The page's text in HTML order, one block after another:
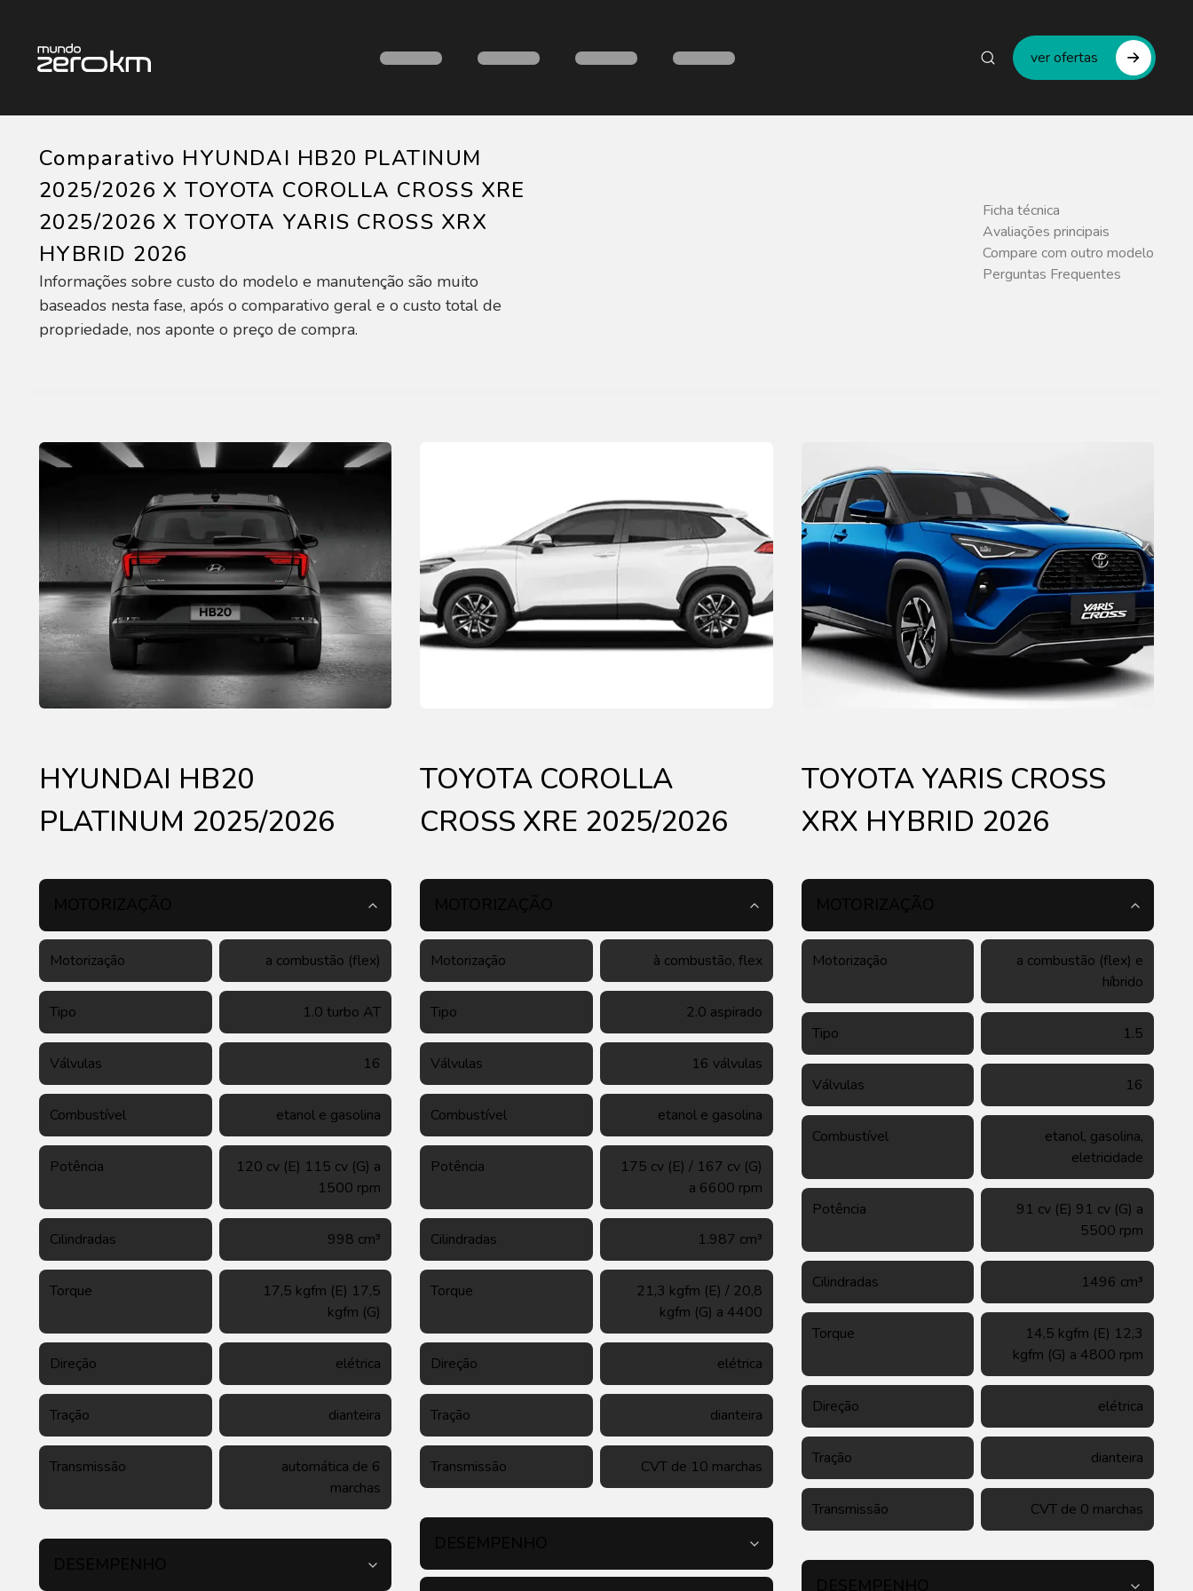
ver ofertas
Comparativo HYUNDAI HB20 PLATINUM
2025/2026 X TOYOTA COROLLA CROSS XRE
2025/2026 X TOYOTA YARIS CROSS XRX
HYBRID 2026
Informações sobre custo do modelo e manutenção são muito
baseados nesta fase, após o comparativo geral e o custo total de
propriedade, nos aponte o preço de compra.
Ficha técnica
Avaliações principais
Compare com outro modelo
Perguntas Frequentes
HYUNDAI HB20
PLATINUM 2025/2026
TOYOTA COROLLA
CROSS XRE 2025/2026
TOYOTA YARIS CROSS
XRX HYBRID 2026
Motorização a combustão (flex)
Tipo 1.0 turbo AT
Válvulas 16
Combustível etanol e gasolina
Potência
120 cv (E) 115 cv (G) a
1500 rpm
Cilindradas 998 cm³
Torque
17,5 kgfm (E) 17,5
kgfm (G)
Direção elétrica
Tração dianteira
Transmissão
automática de 6
marchas
Motorização à combustão, flex
Tipo 2.0 aspirado
Válvulas 16 válvulas
Combustível etanol e gasolina
Potência
175 cv (E) / 167 cv (G)
a 6600 rpm
Cilindradas 1.987 cm³
Torque
21,3 kgfm (E) / 20,8
kgfm (G) a 4400
Direção elétrica
Tração dianteira
Transmissão CVT de 10 marchas
Motorização
a combustão (flex) e
híbrido
Tipo 1.5
Válvulas 16
Combustível
etanol, gasolina,
eletricidade
Potência
91 cv (E) 91 cv (G) a
5500 rpm
Cilindradas 1496 cm³
Torque
14,5 kgfm (E) 12,3
kgfm (G) a 4800 rpm
Direção elétrica
Tração dianteira
Transmissão CVT de 0 marchas